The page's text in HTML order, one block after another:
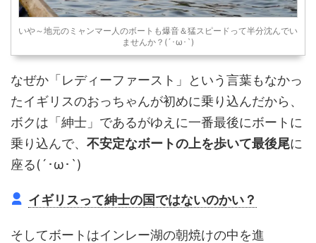
いや～地元のミャンマー人のボートも爆音＆猛スピードって半分沈んでい
ませんか？(´･ω･`)
なぜか「レディーファースト」という言葉もなかっ
たイギリスのおっちゃんが初めに乗り込んだから、
ボクは「紳士」であるがゆえに一番最後にボートに
乗り込んで、 不安定なボートの上を歩いて最後尾に
座る(´･ω･`)
イギリスって紳士の国ではないのかい？
そしてボートはインレー湖の朝焼けの中を進